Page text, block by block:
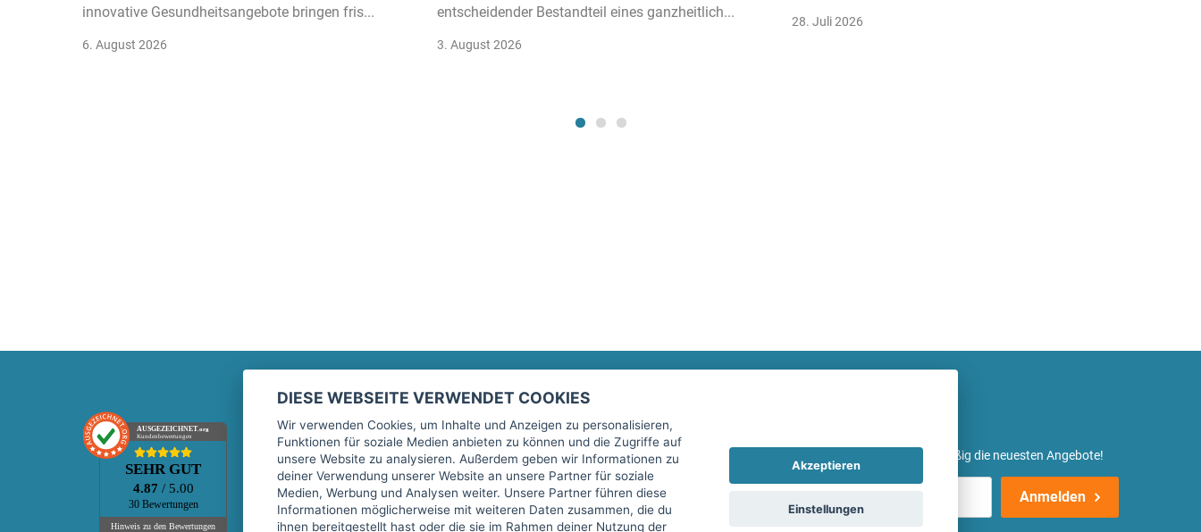
innovative Gesundheitsangebote bringen fris...
6. August 2026
entscheidender Bestandteil eines ganzheitlich...
3. August 2026
28. Juli 2026
AUSGEZEICHNET.org
Kundenbewertungen
SEHR GUT
4.87 / 5.00
30 Bewertungen
Hinweis zu den Bewertungen
Marktplatz
Kontakt
Preise Marktplatz
FAQ Marktplatz
Über uns
Rechtliches
Impressum
AGB
Datenschutz
Sicherheit
fitnessmarkt.de Newsletter
Trage dich hier für unseren Newsletter ein und erhalte regelmäßig die neuesten Angebote!
Anmelden
DIESE WEBSEITE VERWENDET COOKIES
Wir verwenden Cookies, um Inhalte und Anzeigen zu personalisieren,
Funktionen für soziale Medien anbieten zu können und die Zugriffe auf
unsere Website zu analysieren. Außerdem geben wir Informationen zu
deiner Verwendung unserer Website an unsere Partner für soziale
Medien, Werbung und Analysen weiter. Unsere Partner führen diese
Informationen möglicherweise mit weiteren Daten zusammen, die du
ihnen bereitgestellt hast oder die sie im Rahmen deiner Nutzung der
Akzeptieren
Einstellungen